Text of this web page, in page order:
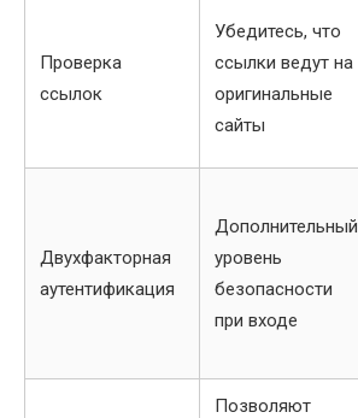
Проверка
ссылок
Убедитесь, что
ссылки ведут на
оригинальные
сайты
Двухфакторная
аутентификация
Дополнительный
уровень
безопасности
при входе
Позволяют